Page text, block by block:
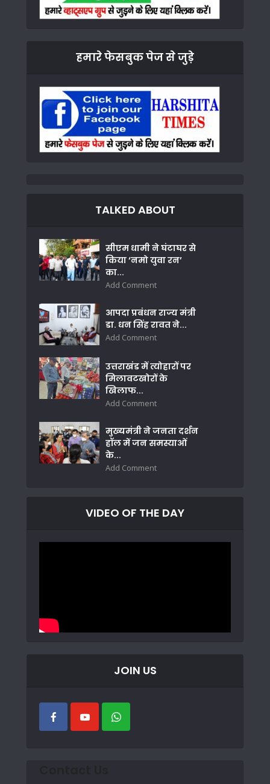
हमारे फेसबुक पेज से जुड़े
TALKED ABOUT
सीएम धामी ने घंटाघर से
किया ‘नमो युवा रन’
का...
Add Comment
आपदा प्रबंधन राज्य मंत्री
डा. धन सिंह रावत ने...
Add Comment
उत्तराखंड में त्योहारों पर
मिलावटखोरों के
खिलाफ...
Add Comment
मुख्यमंत्री ने जनता दर्शन
हॉल में जन समस्याओं
के...
Add Comment
VIDEO OF THE DAY
JOIN US